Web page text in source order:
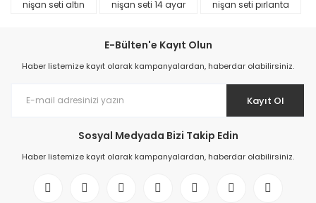
0,44 Karat Pırlanta Tamtur Yüzük E Renk
17.881,00 TL
nişan seti altın
nişan seti 14 ayar nişan seti pırlanta
E-Bülten'e Kayıt Olun
Haber listemize kayıt olarak kampanyalardan, haberdar olabilirsiniz.
Kayıt Ol
Sosyal Medyada Bizi Takip Edin
Haber listemize kayıt olarak kampanyalardan, haberdar olabilirsiniz.